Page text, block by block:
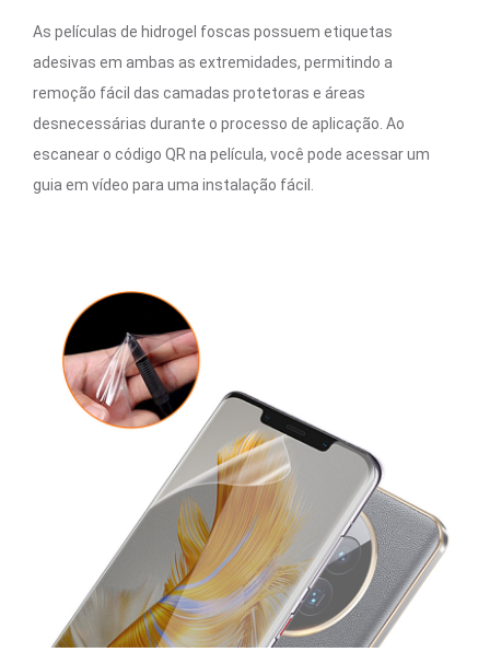
As películas de hidrogel foscas possuem etiquetas
adesivas em ambas as extremidades, permitindo a
remoção fácil das camadas protetoras e áreas
desnecessárias durante o processo de aplicação. Ao
escanear o código QR na película, você pode acessar um
guia em vídeo para uma instalação fácil.